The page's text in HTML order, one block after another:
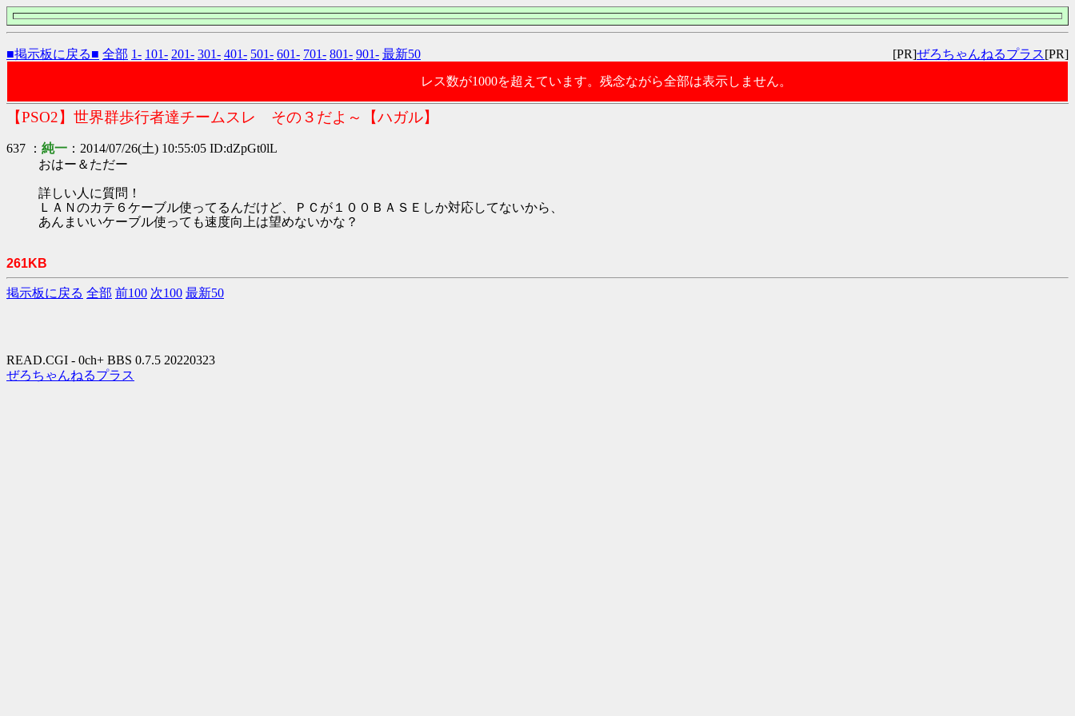
■掲示板に戻る■ 全部 1- 101- 201- 301- 401- 501- 601- 701- 801- 901- 最新50 [PR]ぜろちゃんねるプラス[PR]
レス数が1000を超えています。残念ながら全部は表示しません。
【PSO2】世界群歩行者達チームスレ その３だよ～【ハガル】
637 ： 純一 ：2014/07/26(土) 10:55:05 ID:dZpGt0lL
おはー＆ただー
詳しい人に質問！
ＬＡＮのカテ６ケーブル使ってるんだけど、ＰＣが１００ＢＡＳＥしか対応してないから、
あんまいいケーブル使っても速度向上は望めないかな？
261KB
掲示板に戻る 全部 前100 次100 最新50
READ.CGI - 0ch+ BBS 0.7.5 20220323
ぜろちゃんねるプラス